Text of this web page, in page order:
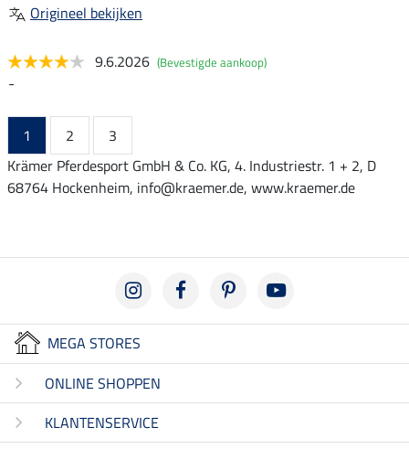
Origineel bekijken
9.6.2026 (Bevestigde aankoop)
-
1 2
3
Krämer Pferdesport GmbH & Co. KG, 4. Industriestr. 1 + 2, D
68764 Hockenheim, info@kraemer.de, www.kraemer.de
MEGA STORES
ONLINE SHOPPEN
KLANTENSERVICE